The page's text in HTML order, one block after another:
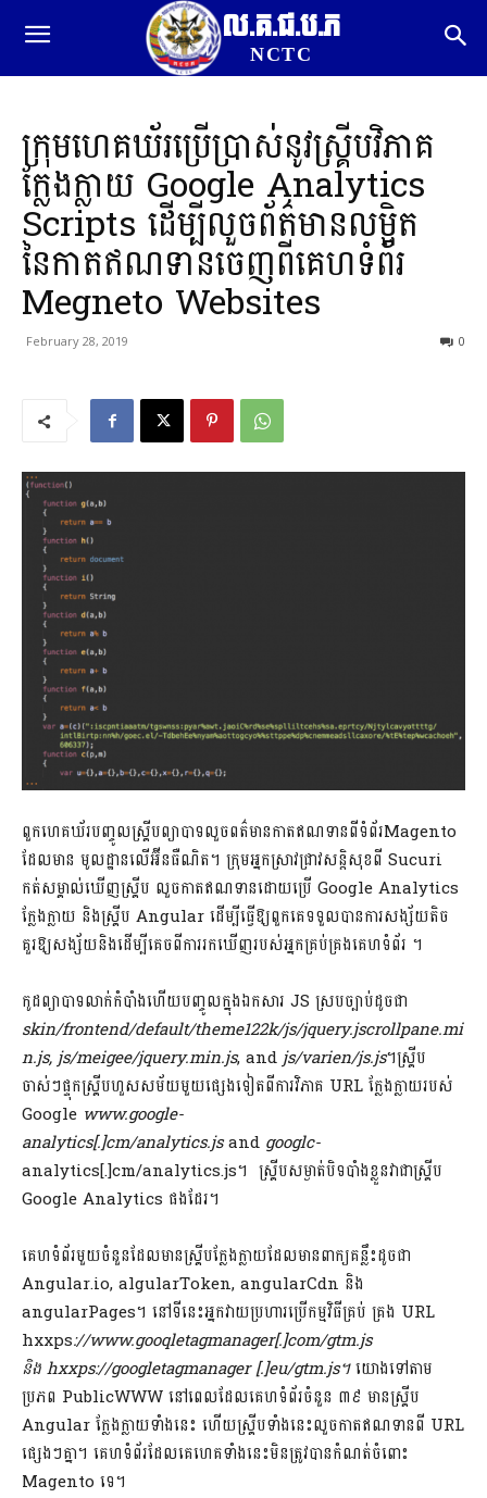
ល.គ.ជ.ប.ភ
NCTC
ក្រុមហេគឃ័រប្រើប្រាស់នូវស្គ្រីបវិភាគ
ក្លែងក្លាយ Google Analytics
Scripts ដើម្បីលួចព័ត៌មានលម្អិត
នៃកាតឥណទានចេញពីគេហទំព័រ
Megneto Websites
February 28, 2019 0
ពួកហេគឃ័របញ្ចូលស្គ្រីបព្យាបាទលួចពត៌មានកាតឥណទានពីទំព័រMagento
ដែលមាន មូលដ្ឋានលើអ៊ីនធឺណិត។ ក្រុមអ្នកស្រាវជ្រាវសន្តិសុខពី Sucuri
កត់សម្គាល់ឃើញស្គ្រីប លួចកាតឥណទានដោយប្រើ Google Analytics
ក្លែងក្លាយ និងស្គ្រីប Angular ដើម្បីធ្វើ​ឱ្យពួកគេទទួលបានការសង្ស័យតិច
គួរឱ្យសង្ស័យនិងដើម្បីគេចពីការរកឃើញរបស់អ្នកគ្រប់គ្រងគេហទំព័រ ។
កូដព្យាបាទលាក់កំបាំងហើយបញ្ចូលក្នុងឯកសារ JS ស្របច្បាប់ដូ​ច​ជា​
skin/frontend/default/theme122k/js/jquery.jscrollpane.mi
n.js, js/meigee/jquery.min.js, andjs/varien/js.js។ស្គ្រីប
ចាស់ៗផ្ទុកស្គ្រីបហួសសម័យមួយផ្សេងទៀតពីការវិភាគ URL ក្លែងក្លាយរបស់
Google www.google-
analytics[.]cm/analytics.jsand googlc-
analytics[.]cm/analytics.js។ ស្គ្រីបសម្ងាត់បិទបាំងខ្លួនវាជាស្គ្រីប
Google Analytics ផងដែរ។
គេហទំព័រមួយចំនួនដែលមានស្គ្រីបក្លែងក្លាយដែលមានពាក្យគន្លឹះដូចជា
Angular.io, algularToken, angularCdn និង
angularPages។ នៅទីនេះអ្នកវាយប្រហារប្រើកម្មវិធីគ្រប់ គ្រង URL
hxxps://www.gooqletagmanager[.]com/gtm.js
និង hxxps://googletagmanager [.]eu/gtm.js។យោងទៅតាម
ប្រភព PublicWWW នៅពេលដែលគេហទំព័រចំនួន ៣៩ មានស្គ្រីប
Angular ក្លែងក្លាយទាំងនេះ ​ហើយស្គ្រីបទាំងនេះលួច​កាតឥណទានពី URL
ផ្សេងៗ​គ្នា។ គេហទំព័រដែលគេហេគទាំងនេះមិនត្រូវបានកំណត់ចំពោះ
Magento ទេ។